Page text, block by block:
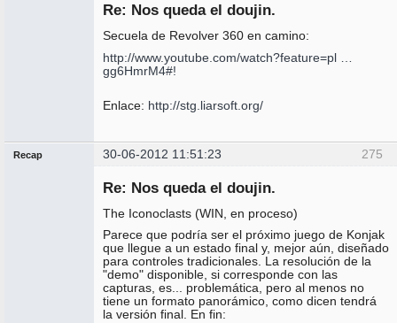
Re: Nos queda el doujin.
Secuela de Revolver 360 en camino:
http://www.youtube.com/watch?feature=pl …
gg6HmrM4#!
Enlace: http://stg.liarsoft.org/
275
Recap 30-06-2012 11:51:23
Re: Nos queda el doujin.
The Iconoclasts (WIN, en proceso)
Parece que podría ser el próximo juego de Konjak
que llegue a un estado final y, mejor aún, diseñado
para controles tradicionales. La resolución de la
"demo" disponible, si corresponde con las
capturas, es... problemática, pero al menos no
tiene un formato panorámico, como dicen tendrá
la versión final. En fin: